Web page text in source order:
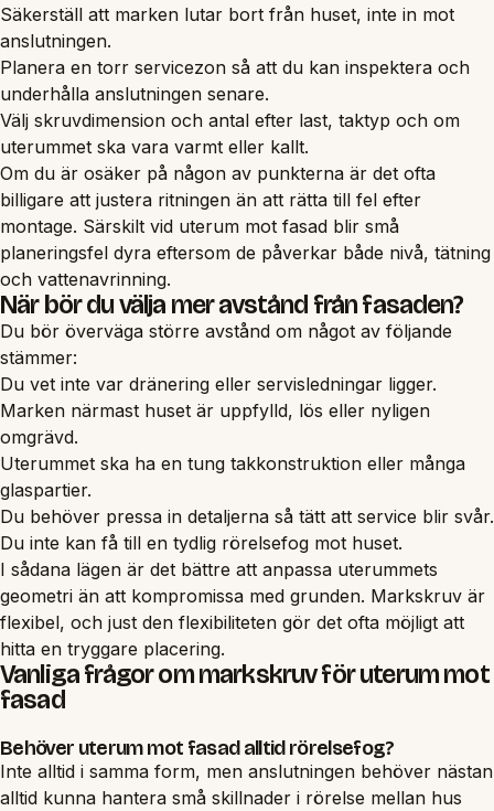
Säkerställ att marken lutar bort från huset, inte in mot
anslutningen.
Planera en torr servicezon så att du kan inspektera och
underhålla anslutningen senare.
Välj skruvdimension och antal efter last, taktyp och om
uterummet ska vara varmt eller kallt.
Om du är osäker på någon av punkterna är det ofta
billigare att justera ritningen än att rätta till fel efter
montage. Särskilt vid uterum mot fasad blir små
planeringsfel dyra eftersom de påverkar både nivå, tätning
och vattenavrinning.
När bör du välja mer avstånd från fasaden?
Du bör överväga större avstånd om något av följande
stämmer:
Du vet inte var dränering eller servisledningar ligger.
Marken närmast huset är uppfylld, lös eller nyligen
omgrävd.
Uterummet ska ha en tung takkonstruktion eller många
glaspartier.
Du behöver pressa in detaljerna så tätt att service blir svår.
Du inte kan få till en tydlig rörelsefog mot huset.
I sådana lägen är det bättre att anpassa uterummets
geometri än att kompromissa med grunden. Markskruv är
flexibel, och just den flexibiliteten gör det ofta möjligt att
hitta en tryggare placering.
Vanliga frågor om markskruv för uterum mot
fasad
Behöver uterum mot fasad alltid rörelsefog?
Inte alltid i samma form, men anslutningen behöver nästan
alltid kunna hantera små skillnader i rörelse mellan hus